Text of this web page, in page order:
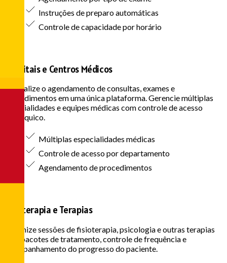
Instruções de preparo automáticas
Controle de capacidade por horário
Hospitais e Centros Médicos
Centralize o agendamento de consultas, exames e
procedimentos em uma única plataforma. Gerencie múltiplas
especialidades e equipes médicas com controle de acesso
hierárquico.
Múltiplas especialidades médicas
Controle de acesso por departamento
Agendamento de procedimentos
Fisioterapia e Terapias
Organize sessões de fisioterapia, psicologia e outras terapias
com pacotes de tratamento, controle de frequência e
acompanhamento do progresso do paciente.